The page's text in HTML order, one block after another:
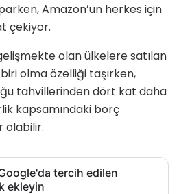
Amazon’un herkes için
çekiyor.
olan ülkelere satılan
olma özelliği taşırken,
tahvillerinden dört kat daha
kapsamındaki borç
olabilir.
tercih edilen
ekleyin